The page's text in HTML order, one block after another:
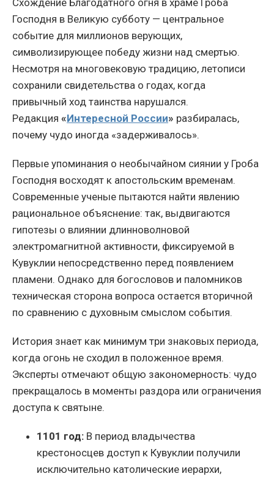
Схождение Благодатного огня в храме Гроба
Господня в Великую субботу — центральное
событие для миллионов верующих,
символизирующее победу жизни над смертью.
Несмотря на многовековую традицию, летописи
сохранили свидетельства о годах, когда
привычный ход таинства нарушался.
Редакция «Интересной России» разбиралась,
почему чудо иногда «задерживалось».
Первые упоминания о необычайном сиянии у Гроба
Господня восходят к апостольским временам.
Современные ученые пытаются найти явлению
рациональное объяснение: так, выдвигаются
гипотезы о влиянии длинноволновой
электромагнитной активности, фиксируемой в
Кувуклии непосредственно перед появлением
пламени. Однако для богословов и паломников
техническая сторона вопроса остается вторичной
по сравнению с духовным смыслом события.
История знает как минимум три знаковых периода,
когда огонь не сходил в положенное время.
Эксперты отмечают общую закономерность: чудо
прекращалось в моменты раздора или ограничения
доступа к святыне.
1101 год: В период владычества
крестоносцев доступ к Кувуклии получили
исключительно католические иерархи,